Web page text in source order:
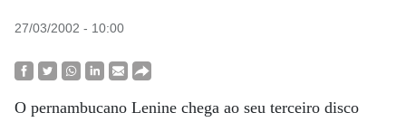
27/03/2002 - 10:00
O pernambucano Lenine chega ao seu terceiro disco